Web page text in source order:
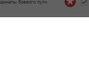
боевого пути